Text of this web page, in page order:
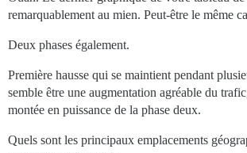
remarquablement au mien. Peut-être le même
Deux phases également.
Première hausse qui se maintient pendant
semble être une augmentation agréable du
montée en puissance de la phase deux.
Quels sont les principaux emplacements